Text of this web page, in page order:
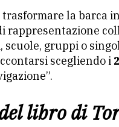
trasformare la barca
rappresentazione
scuole, gruppi o
scegliendo i
libro di